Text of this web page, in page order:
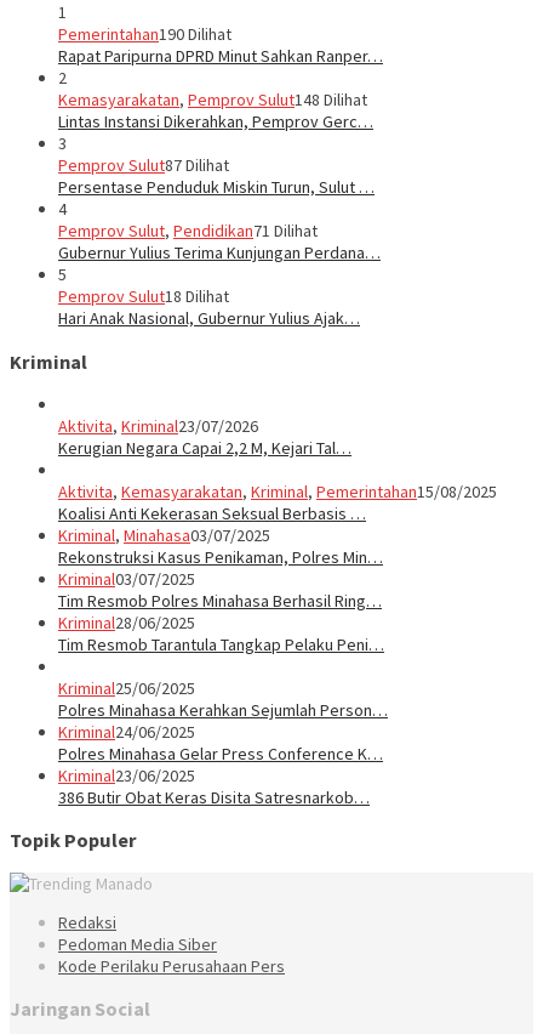
1
Pemerintahan190 Dilihat
Rapat Paripurna DPRD Minut Sahkan Ranper…
2
Kemasyarakatan, Pemprov Sulut148 Dilihat
Lintas Instansi Dikerahkan, Pemprov Gerc…
3
Pemprov Sulut87 Dilihat
Persentase Penduduk Miskin Turun, Sulut …
4
Pemprov Sulut, Pendidikan71 Dilihat
Gubernur Yulius Terima Kunjungan Perdana…
5
Pemprov Sulut18 Dilihat
Hari Anak Nasional, Gubernur Yulius Ajak…
Kriminal
Aktivita, Kriminal23/07/2026
Kerugian Negara Capai 2,2 M, Kejari Tal…
Aktivita, Kemasyarakatan, Kriminal, Pemerintahan15/08/2025
Koalisi Anti Kekerasan Seksual Berbasis …
Kriminal, Minahasa03/07/2025
Rekonstruksi Kasus Penikaman, Polres Min…
Kriminal03/07/2025
Tim Resmob Polres Minahasa Berhasil Ring…
Kriminal28/06/2025
Tim Resmob Tarantula Tangkap Pelaku Peni…
Kriminal25/06/2025
Polres Minahasa Kerahkan Sejumlah Person…
Kriminal24/06/2025
Polres Minahasa Gelar Press Conference K…
Kriminal23/06/2025
386 Butir Obat Keras Disita Satresnarkob…
Topik Populer
Redaksi
Pedoman Media Siber
Kode Perilaku Perusahaan Pers
Jaringan Social